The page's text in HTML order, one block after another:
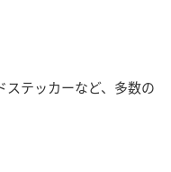
ステッカーなど、多数の